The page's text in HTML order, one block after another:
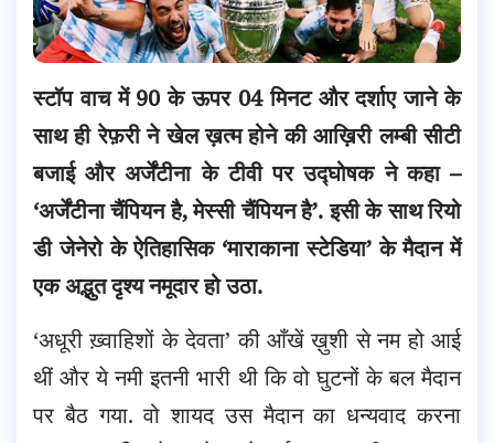
स्टॉप वाच में 90 के ऊपर 04 मिनट और दर्शाए जाने के
साथ ही रेफ़री ने खेल ख़त्म होने की आख़िरी लम्बी सीटी
बजाई और अर्जेंटीना के टीवी पर उद्घोषक ने कहा –
‘अर्जेंटीना चैंपियन है, मेस्सी चैंपियन है’. इसी के साथ रियो
डी जेनेरो के ऐतिहासिक ‘माराकाना स्टेडिया’ के मैदान में
एक अद्भुत दृश्य नमूदार हो उठा.
‘अधूरी ख़्वाहिशों के देवता’ की आँखें ख़ुशी से नम हो आई
थीं और ये नमी इतनी भारी थी कि वो घुटनों के बल मैदान
पर बैठ गया. वो शायद उस मैदान का धन्यवाद करना